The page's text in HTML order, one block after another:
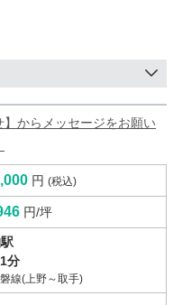
からメッセージをお願い
円 (税込)
円/坪
1分
線(上野～取手)